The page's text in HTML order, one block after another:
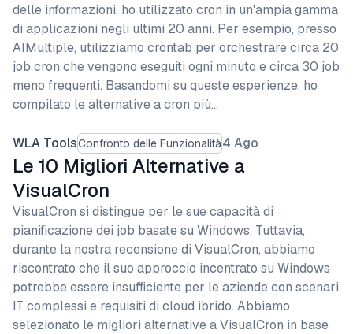
delle informazioni, ho utilizzato cron in un'ampia gamma
di applicazioni negli ultimi 20 anni. Per esempio, presso
AIMultiple, utilizziamo crontab per orchestrare circa 20
job cron che vengono eseguiti ogni minuto e circa 30 job
meno frequenti. Basandomi su queste esperienze, ho
compilato le alternative a cron più…
WLA ToolsConfronto delle Funzionalità4 Ago
Le 10 Migliori Alternative a
VisualCron
VisualCron si distingue per le sue capacità di
pianificazione dei job basate su Windows. Tuttavia,
durante la nostra recensione di VisualCron, abbiamo
riscontrato che il suo approccio incentrato su Windows
potrebbe essere insufficiente per le aziende con scenari
IT complessi e requisiti di cloud ibrido. Abbiamo
selezionato le migliori alternative a VisualCron in base